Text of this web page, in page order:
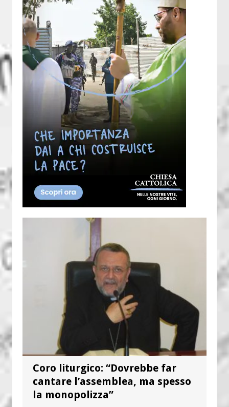
Coro liturgico: “Dovrebbe far
cantare l’assemblea, ma spesso
la monopolizza”